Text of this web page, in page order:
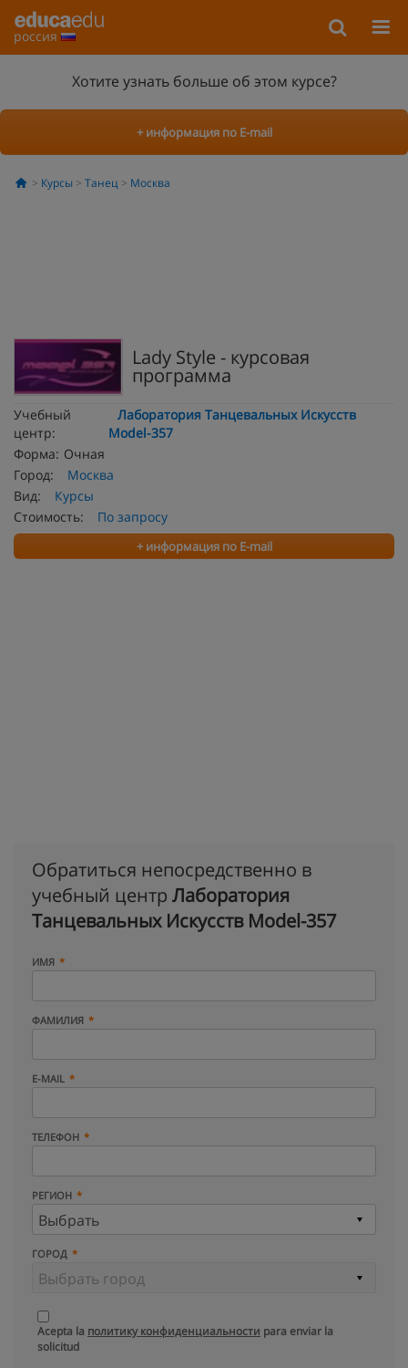
россия
Хотите узнать больше об этом курсе?
+ информация по E-mail
Курсы Танец Москва
Lady Style - курсовая
программа
Учебный
центр:
Лаборатория Танцевальных Искусств
Model-357
Форма: Очная
Город:
Москва
Вид:
Курсы
Стоимость:
По запросу
+ информация по E-mail
Обратиться непосредственно в
учебный центр Лаборатория
Танцевальных Искусств Model-357
ИМЯ
ФАМИЛИЯ
E-MAIL
ТЕЛЕФОН
РЕГИОН
ГОРОД
Acepta la политику конфиденциальности para enviar la
solicitud